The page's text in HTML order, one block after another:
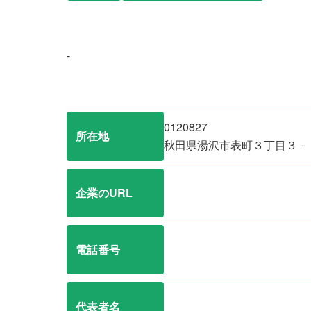
-
所在地
0120827
秋田県湯沢市表町３丁目３
企業のURL
電話番号
代表者名